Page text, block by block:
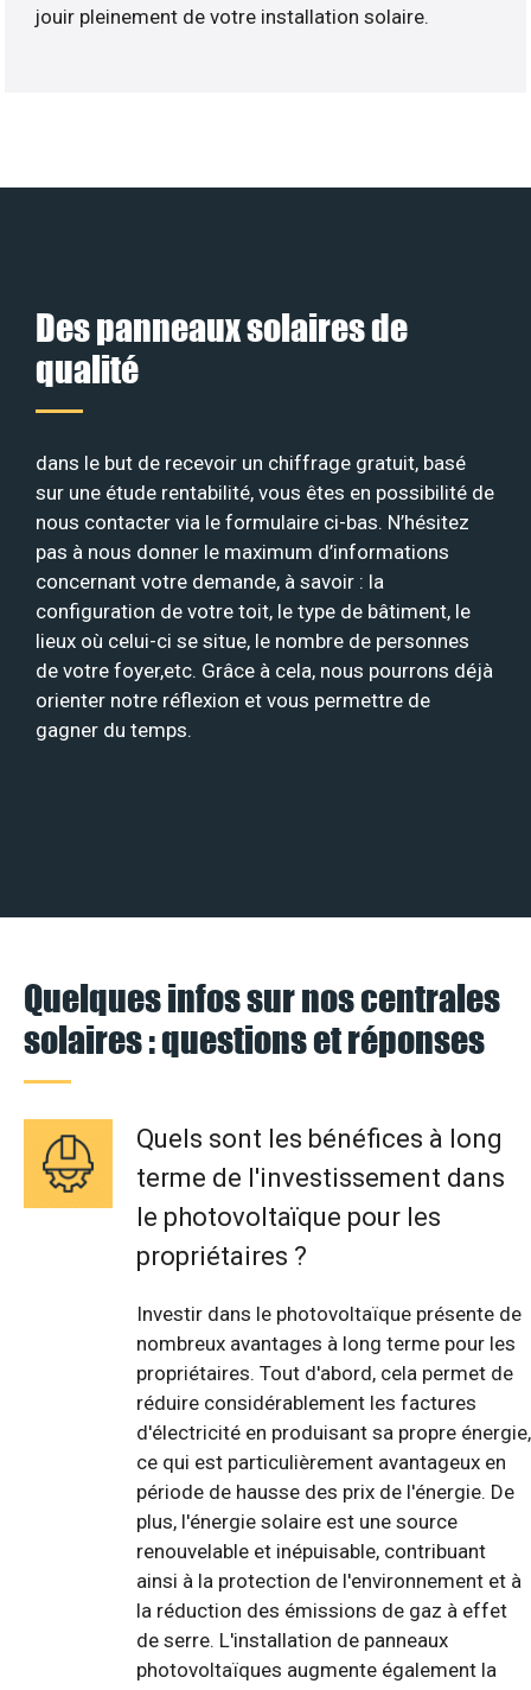
jouir pleinement de votre installation solaire.
Des panneaux solaires de
qualité
dans le but de recevoir un chiffrage gratuit, basé
sur une étude rentabilité, vous êtes en possibilité de
nous contacter via le formulaire ci-bas. N’hésitez
pas à nous donner le maximum d’informations
concernant votre demande, à savoir : la
configuration de votre toit, le type de bâtiment, le
lieux où celui-ci se situe, le nombre de personnes
de votre foyer,etc. Grâce à cela, nous pourrons déjà
orienter notre réflexion et vous permettre de
gagner du temps.
Quelques infos sur nos centrales
solaires : questions et réponses
Quels sont les bénéfices à long
terme de l'investissement dans
le photovoltaïque pour les
propriétaires ?
Investir dans le photovoltaïque présente de
nombreux avantages à long terme pour les
propriétaires. Tout d'abord, cela permet de
réduire considérablement les factures
d'électricité en produisant sa propre énergie,
ce qui est particulièrement avantageux en
période de hausse des prix de l'énergie. De
plus, l'énergie solaire est une source
renouvelable et inépuisable, contribuant
ainsi à la protection de l'environnement et à
la réduction des émissions de gaz à effet
de serre. L'installation de panneaux
photovoltaïques augmente également la